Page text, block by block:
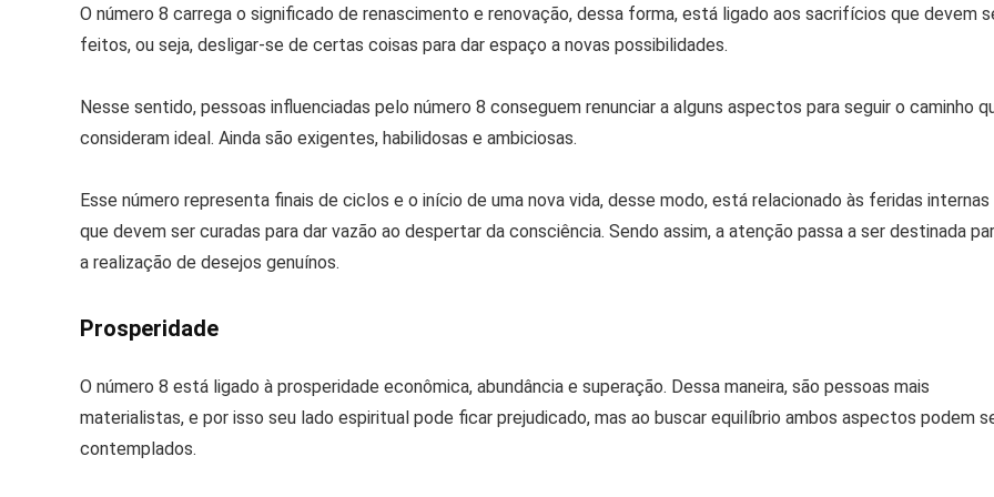
O número 8 carrega o significado de renascimento e renovação, dessa forma, está ligado aos sacrifícios que devem
feitos, ou seja, desligar-se de certas coisas para dar espaço a novas possibilidades.
Nesse sentido, pessoas influenciadas pelo número 8 conseguem renunciar a alguns aspectos para seguir o caminho
consideram ideal. Ainda são exigentes, habilidosas e ambiciosas.
Esse número representa finais de ciclos e o início de uma nova vida, desse modo, está relacionado às feridas internas
que devem ser curadas para dar vazão ao despertar da consciência. Sendo assim, a atenção passa a ser destinada
a realização de desejos genuínos.
Prosperidade
O número 8 está ligado à prosperidade econômica, abundância e superação. Dessa maneira, são pessoas mais
materialistas, e por isso seu lado espiritual pode ficar prejudicado, mas ao buscar equilíbrio ambos aspectos podem
contemplados.